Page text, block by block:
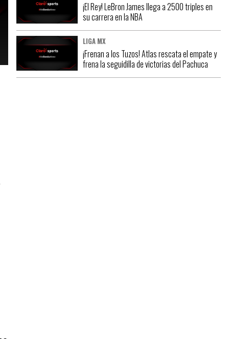
¡El Rey! LeBron James llega a 2500 triples en
su carrera en la NBA
LIGA MX
¡Frenan a los Tuzos! Atlas rescata el empate y
frena la seguidilla de victorias del Pachuca